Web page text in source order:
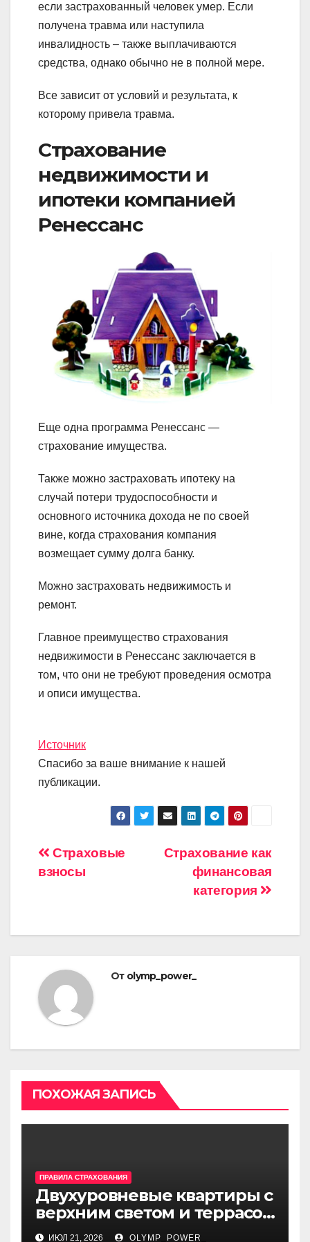
если застрахованный человек умер. Если
получена травма или наступила
инвалидность – также выплачиваются
средства, однако обычно не в полной мере.
Все зависит от условий и результата, к
которому привела травма.
Страхование
недвижимости и
ипотеки компанией
Ренессанс
Еще одна программа Ренессанс —
страхование имущества.
Также можно застраховать ипотеку на
случай потери трудоспособности и
основного источника дохода не по своей
вине, когда страхования компания
возмещает сумму долга банку.
Можно застраховать недвижимость и
ремонт.
Главное преимущество страхования
недвижимости в Ренессанс заключается в
том, что они не требуют проведения осмотра
и описи имущества.
Источник
Спасибо за ваше внимание к нашей
публикации.
Навигация
Страхование как
финансовая
категория
Страховые
взносы
От olymp_power_
ПОХОЖАЯ ЗАПИСЬ
ПРАВИЛА СТРАХОВАНИЯ
Двухуровневые квартиры с
верхним светом и террасой
в готовом жилом
ИЮЛ 21, 2026 OLYMP_POWER_